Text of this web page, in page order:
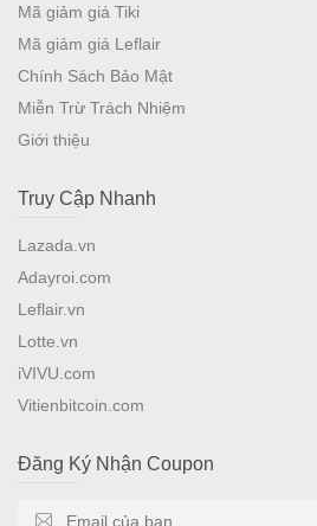
Mã giảm giá Tiki
Mã giảm giá Leflair
Chính Sách Bảo Mật
Miễn Trừ Trách Nhiệm
Giới thiệu
Truy Cập Nhanh
Lazada.vn
Adayroi.com
Leflair.vn
Lotte.vn
iVIVU.com
Vitienbitcoin.com
Đăng Ký Nhận Coupon